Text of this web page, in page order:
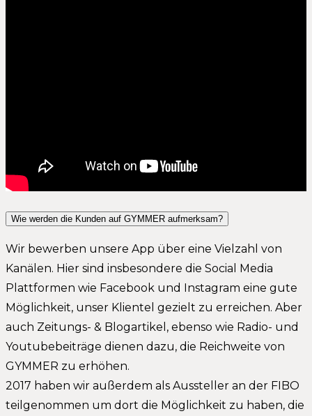
Wie werden die Kunden auf GYMMER aufmerksam?
Wir bewerben unsere App über eine Vielzahl von
Kanälen. Hier sind insbesondere die Social Media
Plattformen wie Facebook und Instagram eine gute
Möglichkeit, unser Klientel gezielt zu erreichen. Aber
auch Zeitungs- & Blogartikel, ebenso wie Radio- und
Youtubebeiträge dienen dazu, die Reichweite von
GYMMER zu erhöhen.
2017 haben wir außerdem als Aussteller an der FIBO
teilgenommen um dort die Möglichkeit zu haben, die